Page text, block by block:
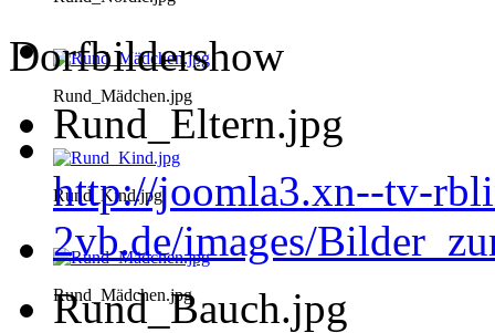
Rund_Mädchen.jpg
Rund_Kind.jpg
Rund_Mädchen.jpg
Dorfbildershow
Rund_Eltern.jpg
http://joomla3.xn--tv-
2vb.de/images/
Rund_Bauch.jpg